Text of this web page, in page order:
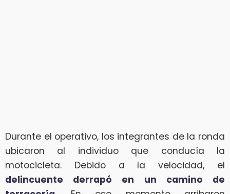
Durante el operativo, los integrantes de la ronda
ubicaron al individuo que conducía la
motocicleta. Debido a la velocidad, el
delincuente derrapó en un camino de